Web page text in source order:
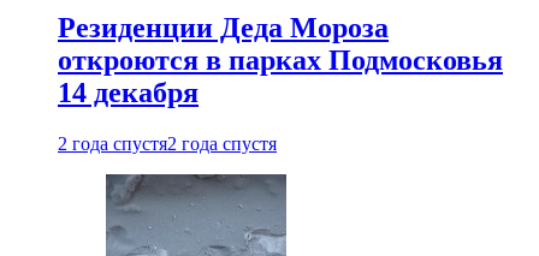
Резиденции Деда Мороза
откроются в парках Подмосковья
14 декабря
2 года спустя2 года спустя